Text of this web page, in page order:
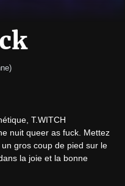
)
T.WITCH
nuit queer as fuck. Mettez
gros coup de pied sur le
la joie et la bonne